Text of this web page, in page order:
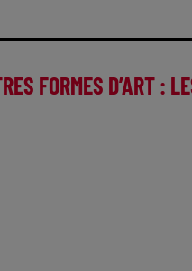
FORMES D’ART :